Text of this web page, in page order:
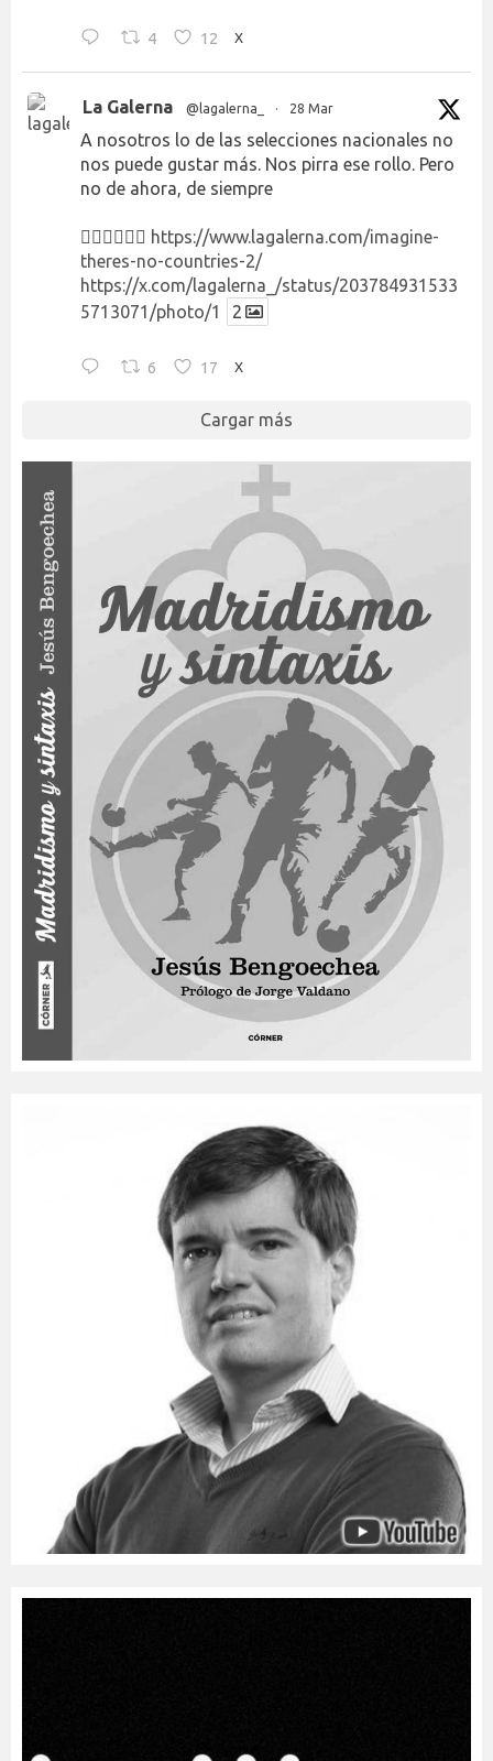
4 12 X
La Galerna @lagalerna_ · 28 Mar
A nosotros lo de las selecciones nacionales no
nos puede gustar más. Nos pirra ese rollo. Pero
no de ahora, de siempre
👉🏻👉🏻👉🏻 https://www.lagalerna.com/imagine-
theres-no-countries-2/
https://x.com/lagalerna_/status/203784931533
5713071/photo/1
2
6 17 X
Cargar más